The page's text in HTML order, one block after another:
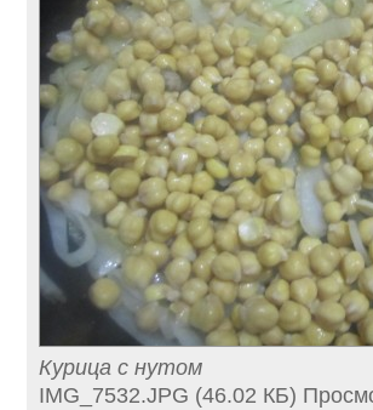
Курица с нутом
IMG_7532.JPG (46.02 КБ)